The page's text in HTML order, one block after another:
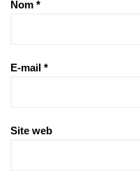
Nom *
E-mail *
Site web